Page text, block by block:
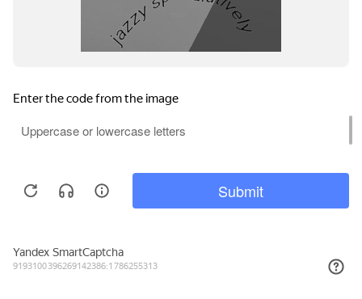
Широкие возможности
по индивидуализации
Профессиональный
монтаж «под ключ»
Расширенная гарантия
Мы используем файлы cookie, метрические программы и системы
ПРИНЯТЬ